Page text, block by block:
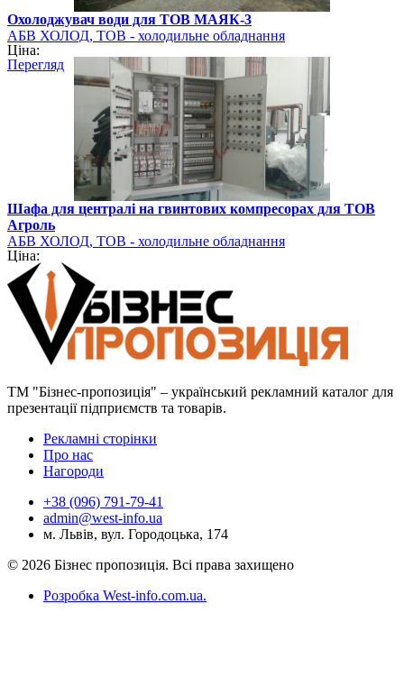
Охолоджувач води для ТОВ МАЯК-3
АБВ ХОЛОД, ТОВ - холодильне обладнання
Ціна:
Перегляд
Шафа для централі на гвинтових компресорах для ТОВ
Агроль
АБВ ХОЛОД, ТОВ - холодильне обладнання
Ціна:
ТМ "Бізнес-пропозиція" – український рекламний каталог для
презентації підприємств та товарів.
Рекламні сторінки
Про нас
Нагороди
+38 (096) 791-79-41
admin@west-info.ua
м. Львів, вул. Городоцька, 174
© 2026 Бізнес пропозиція. Всі права захищено
Розробка West-info.com.ua.